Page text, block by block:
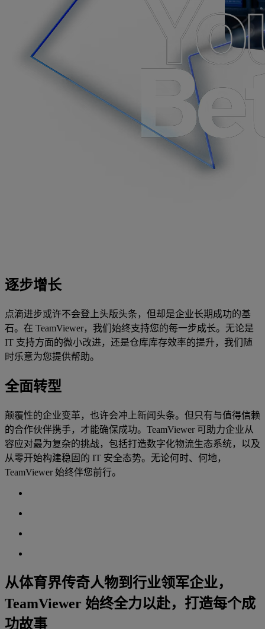
逐步增长
点滴进步或许不会登上头版头条，但却是企业长期成功的基
石。在 TeamViewer，我们始终支持您的每一步成长。无论是
IT 支持方面的微小改进，还是仓库库存效率的提升，我们随
时乐意为您提供帮助。
全面转型
颠覆性的企业变革，也许会冲上新闻头条。但只有与值得信赖
的合作伙伴携手，才能确保成功。TeamViewer 可助力企业从
容应对最为复杂的挑战，包括打造数字化物流生态系统，以及
从零开始构建稳固的 IT 安全态势。无论何时、何地，
TeamViewer 始终伴您前行。
从体育界传奇人物到行业领军企业，
TeamViewer 始终全力以赴，打造每个成
功故事